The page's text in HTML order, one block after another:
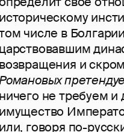
историческому
числе в
царствовавшим
возвращения и
ничего не требуем
имущество
или, говоря по-